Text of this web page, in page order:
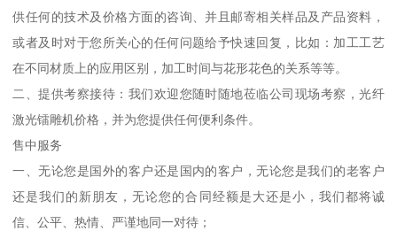
供任何的技术及价格方面的咨询、并且邮寄相关样品及产品资料，
或者及时对于您所关心的任何问题给予快速回复，比如：加工工艺
在不同材质上的应用区别，加工时间与花形花色的关系等等。
二、提供考察接待：我们欢迎您随时随地莅临公司现场考察，光纤
激光镭雕机价格，并为您提供任何便利条件。
售中服务
一、无论您是国外的客户还是国内的客户，无论您是我们的老客户
还是我们的新朋友，无论您的合同经额是大还是小，我们都将诚
信、公平、热情、严谨地同一对待；